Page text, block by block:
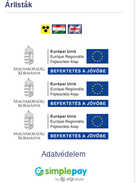
Árlisták
Adatvédelem